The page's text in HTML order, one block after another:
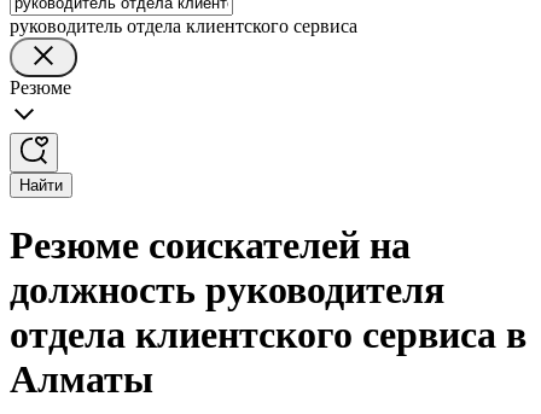
руководитель отдела клиентского сервиса
Резюме
Найти
Резюме соискателей на
должность руководителя
отдела клиентского сервиса в
Алматы